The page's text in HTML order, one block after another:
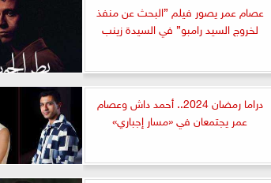
عصام عمر يصور فيلم ”البحث عن منفذ
لخروج السيد رامبو” في السيدة زينب
دراما رمضان 2024.. أحمد داش وعصام
عمر يجتمعان في «مسار إجباري»